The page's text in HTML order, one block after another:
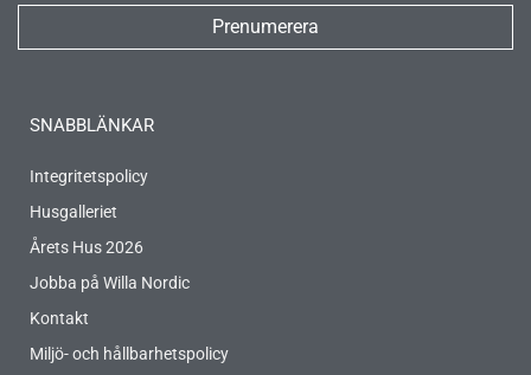
SNABBLÄNKAR
Integritetspolicy
Husgalleriet
Årets Hus 2026
Jobba på Willa Nordic
Kontakt
Miljö- och hållbarhetspolicy
Prenumerera